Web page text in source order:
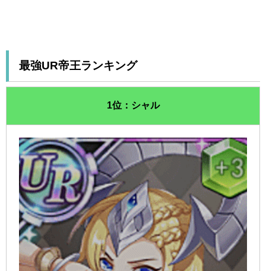
最強UR帝王ランキング
1位：シャル